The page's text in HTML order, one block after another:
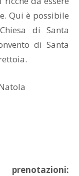
Qui è possibile
di Santa
di Santa